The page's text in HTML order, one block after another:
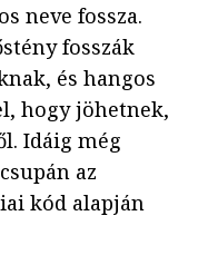
neve fossza.
fosszák
és hangos
hogy jöhetnek,
Idáig még
az
kód alapján